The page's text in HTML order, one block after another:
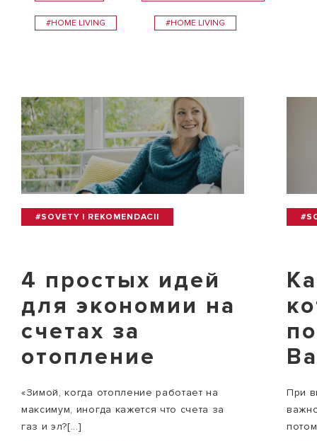
#HOME LIVING #HOME LIVING
#SOVETY I REKOMENDACII
4 простых идей
для экономии на
счетах за
отопление
«Зимой, когда отопление работает на
максимум, иногда кажется что счета за
газ и эл?[...]
При